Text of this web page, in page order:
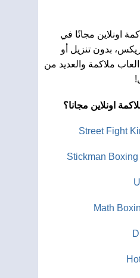
اونلاين مجانًا في
بدون تنزيل أو
ملاكمة والعديد من
اونلاين مجانا؟
Street Fight
Stickman
Math